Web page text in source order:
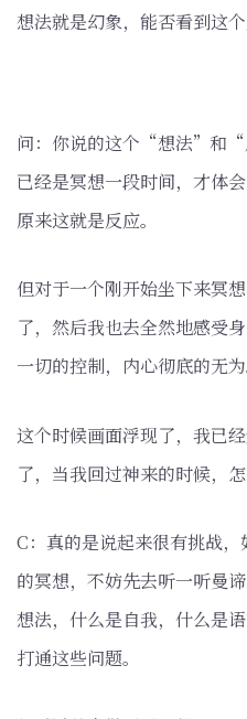
想法就是幻象，能否看到这
问：你说的这个“想法”和“
已经是冥想一段时间，才体
原来这就是反应。
但对于一个刚开始坐下来冥
了，然后我也去全然地感受
一切的控制，内心彻底的无为
这个时候画面浮现了，我已
了，当我回过神来的时候，怎
C：真的是说起来很有挑战
的冥想，不妨先去听一听曼
想法，什么是自我，什么是
打通这些问题。